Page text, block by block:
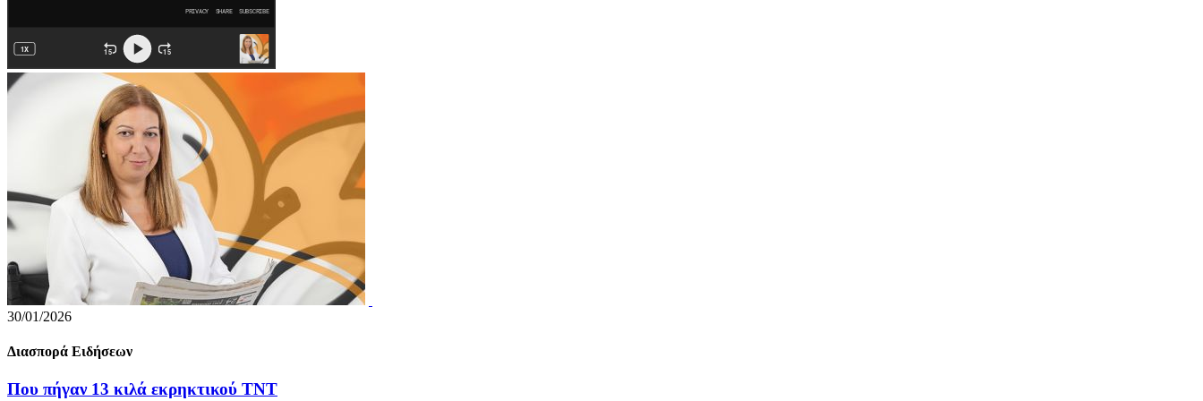
30/01/2026
Διασπορά Ειδήσεων
Που πήγαν 13 κιλά εκρηκτικού ΤΝΤ